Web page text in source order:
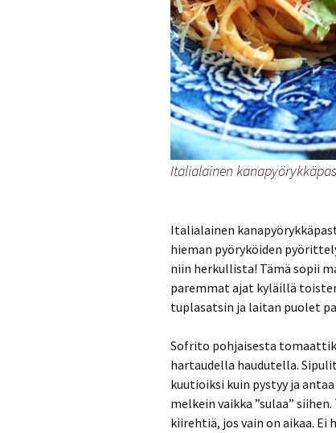
Italialainen
Italialainen
hieman pyöryköiden
niin herkullista! Tämä sopii
paremmat ajat kyläillä
tuplasatsin ja laitan puolet
Sofrito pohjaisesta
hartaudella haudutella.
kuutioiksi kuin pystyy ja
melkein vaikka ”sulaa”
kiirehtiä, jos vain on aikaa.